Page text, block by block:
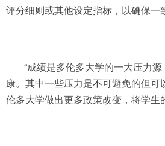
评分细则或其他设定指标，以确保一
“成绩是多伦多大学的一大压力
康。其中一些压力是不可避免的但可
伦多大学做出更多政策改变，将学生